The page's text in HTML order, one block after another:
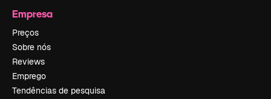
Empresa
Preços
Sobre nós
Reviews
Emprego
Tendências de pesquisa